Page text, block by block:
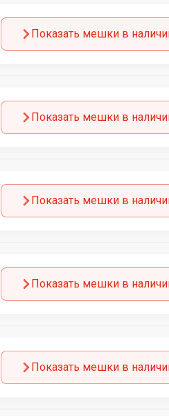
Показать мешки в
Показать мешки в
Показать мешки в
Показать мешки в
Показать мешки в